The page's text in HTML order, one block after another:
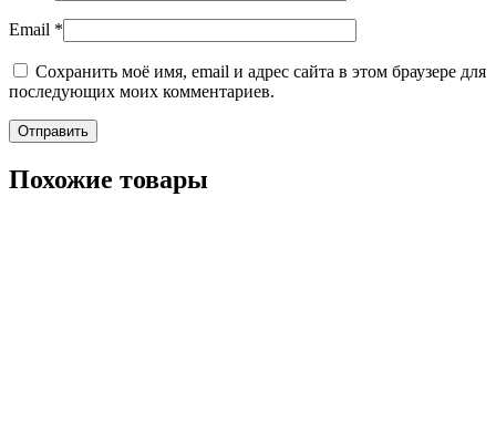
Email *
Сохранить моё имя, email и адрес сайта в этом браузере для
последующих моих комментариев.
Похожие товары